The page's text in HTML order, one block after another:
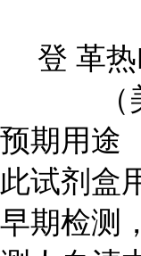
登 革
预期用途
此试剂盒
早期检测